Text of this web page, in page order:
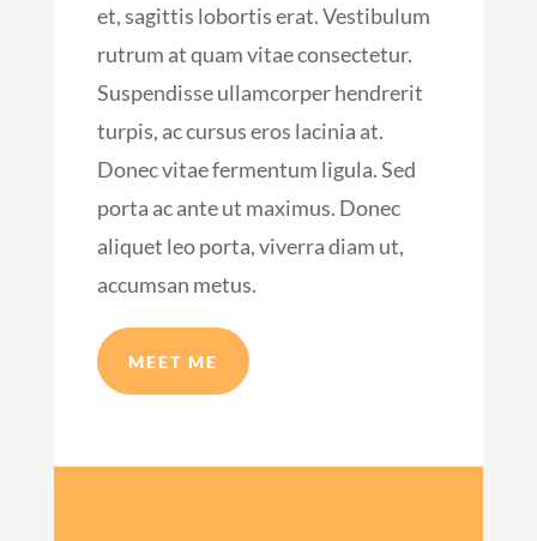
et, sagittis lobortis erat. Vestibulum
rutrum at quam vitae consectetur.
Suspendisse ullamcorper hendrerit
turpis, ac cursus eros lacinia at.
Donec vitae fermentum ligula. Sed
porta ac ante ut maximus. Donec
aliquet leo porta, viverra diam ut,
accumsan metus.
MEET ME